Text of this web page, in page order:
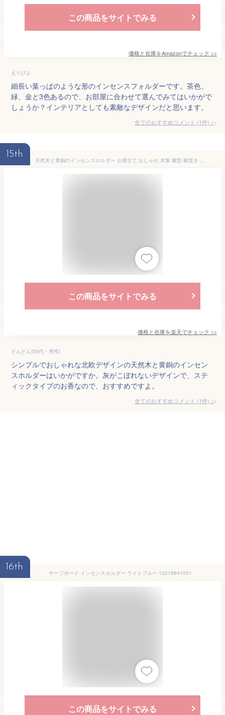
この商品をサイトでみる
価格と在庫をAmazonでチェック >>
えりぴよ
細長い葉っぱのような形のインセンスフォルダーです。茶色、
緑、金と3色あるので、お部屋に合わせて選んでみてはいかがで
しょうか？インテリアとしても素敵なデザインだと思います。
全てのおすすめコメント (1件) >
15th
天然木と黄銅のインセンスホルダー お香立て おしゃれ 木製 横型 横置き 真鍮 線香立て 北欧 かわいい 香皿 アロマスティック シンプル 可愛い お香たて 香炉 受け皿 韓国 レトロ アンティーク インテリア 雑貨 人気 送料無料
この商品をサイトでみる
価格と在庫を楽天でチェック >>
どんどん(50代・男性)
シンプルでおしゃれな北欧デザインの天然木と黄銅のインセン
スホルダーはいかがですか。灰がこぼれないデザインで、ステ
ィックタイプのお香なので、おすすめですよ。
全てのおすすめコメント (1件) >
16th
サーフボード インセンスホルダー ライトブルー 10218841001
この商品をサイトでみる